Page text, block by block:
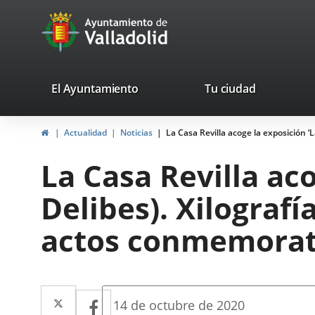
Portal
Web
Ayuntamiento
de
valladolid.es
El Ayuntamiento Tu ciudad
InicioActualidad Noticias La Casa Revilla acoge la exposición
La Casa Revilla
Delibes).
actos
Twitter
EnlaceFacebook
Enlace
Fecha
14 de octubre de 2020